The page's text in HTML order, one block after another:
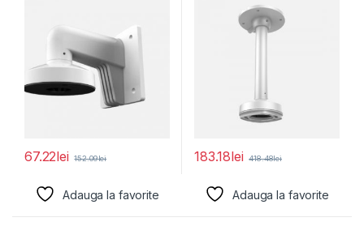
67.22lei 152.09lei
Adauga la favorite
183.18lei 418.48lei
Adauga la favorite